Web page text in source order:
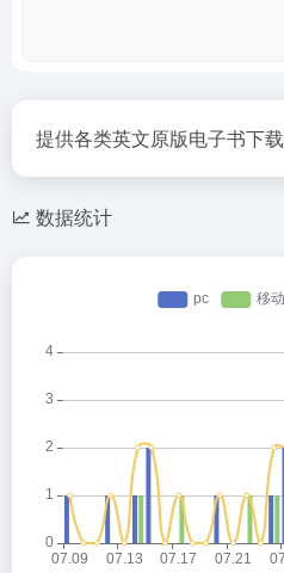
提供各类英文原版电子书下载
数据统计